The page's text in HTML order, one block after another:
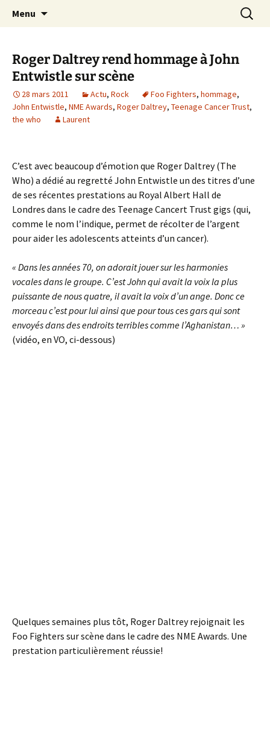
Laurent Rieppi
Journaliste musical · Historien du rock ·
Conférencier
Menu
Roger Daltrey rend hommage à John
Entwistle sur scène
28 mars 2011 Actu, Rock Foo Fighters, hommage,
John Entwistle, NME Awards, Roger Daltrey, Teenage Cancer Trust,
the who
Laurent
C’est avec beaucoup d’émotion que Roger Daltrey (The
Who) a dédié au regretté John Entwistle un des titres d’une
de ses récentes prestations au Royal Albert Hall de
Londres dans le cadre des Teenage Cancert Trust gigs (qui,
comme le nom l’indique, permet de récolter de l’argent
pour aider les adolescents atteints d’un cancer).
« Dans les années 70, on adorait jouer sur les harmonies
vocales dans le groupe. C’est John qui avait la voix la plus
puissante de nous quatre, il avait la voix d’un ange. Donc ce
morceau c’est pour lui ainsi que pour tous ces gars qui sont
envoyés dans des endroits terribles comme l’Aghanistan… »
(vidéo, en VO, ci-dessous)
Quelques semaines plus tôt, Roger Daltrey rejoignait les
Foo Fighters sur scène dans le cadre des NME Awards. Une
prestation particulièrement réussie!